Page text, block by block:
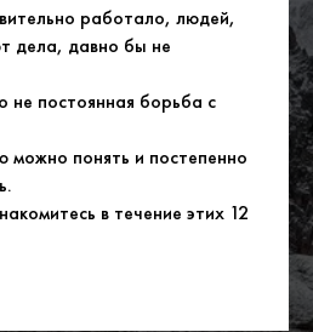
работало, людей,
дела, давно бы не
не постоянная борьба с
можно понять и постепенно
в течение этих 12